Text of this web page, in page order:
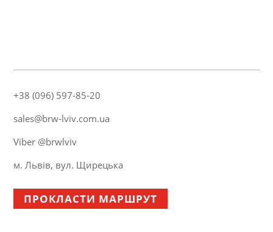
+38 (096) 597-85-20
sales@brw-lviv.com.ua
Viber @brwlviv
м. Львів, вул. Щирецька
ПРОКЛАСТИ МАРШРУТ